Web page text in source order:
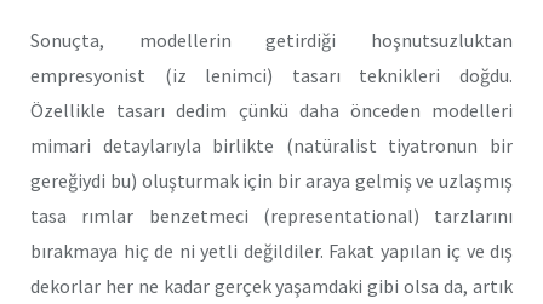
Sonuçta, modellerin getirdiği hoşnutsuzluktan
empresyonist (iz lenimci) tasarı teknikleri doğdu.
Özellikle tasarı dedim çünkü daha önceden modelleri
mimari detaylarıyla birlikte (natüralist tiyatronun bir
gereğiydi bu) oluşturmak için bir araya gelmiş ve uzlaşmış
tasa rımlar benzetmeci (representational) tarzlarını
bırakmaya hiç de ni yetli değildiler. Fakat yapılan iç ve dış
dekorlar her ne kadar gerçek yaşamdaki gibi olsa da, artık